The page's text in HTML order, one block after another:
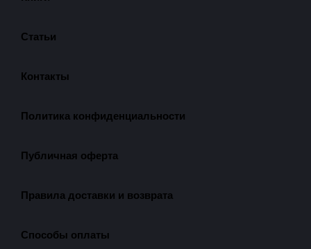
Статьи
Контакты
Политика конфиденциальности
Публичная оферта
Правила доставки и возврата
Способы оплаты